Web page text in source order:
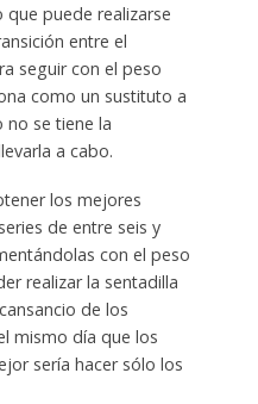
puede realizarse
entre el
seguir con el peso
como un sustituto a
no se tiene la
a cabo.
los mejores
de entre seis y
con el peso
realizar la sentadilla
de los
mismo día que los
sería hacer sólo los